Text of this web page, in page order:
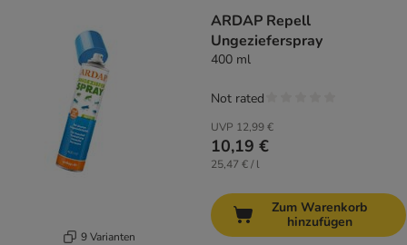
9 Varianten
ARDAP Repell
Ungezieferspray
400 ml
UVP 12,99 €
10,19 €
25,47 € / l
Not rated
Zum Warenkorb
hinzufügen